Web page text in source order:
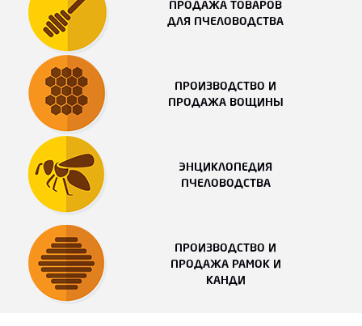
ПРОДАЖА ТОВАРОВ
ДЛЯ ПЧЕЛОВОДСТВА
ПРОИЗВОДСТВО И
ПРОДАЖА ВОЩИНЫ
ЭНЦИКЛОПЕДИЯ
ПЧЕЛОВОДСТВА
ПРОИЗВОДСТВО И
ПРОДАЖА РАМОК И
КАНДИ